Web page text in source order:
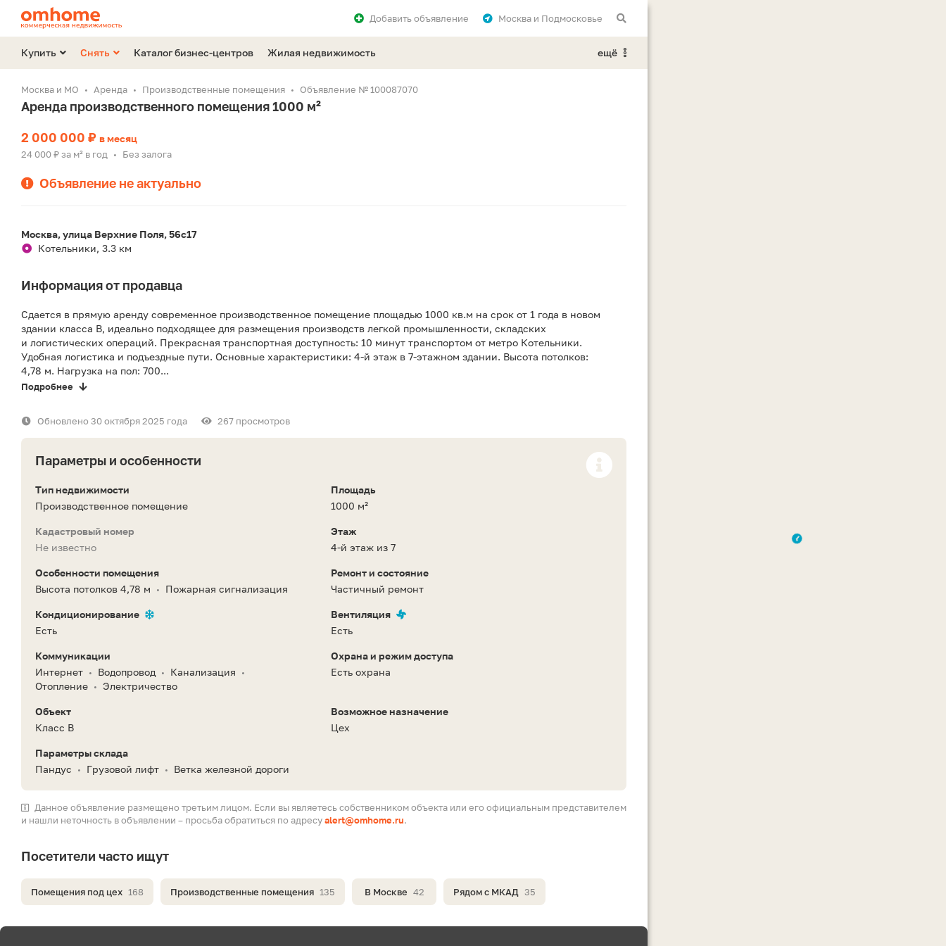
Москва и Подмосковье
Добавитьобъявление
Купить Снять Каталог бизнес-центров Жилая недвижимость ещё
Москва и МО Аренда Производственные помещения Объявление № 100087070
Аренда производственного помещения 1000 м²
2 000 000 ₽ в месяц
24 000 ₽ за м² в год • Без залога
Объявление не актуально
Москва, улица Верхние Поля, 56с17
Котельники, 3.3 км
Информация от продавца
Сдается в прямую аренду современное производственное помещение площадью 1000 кв.м на срок от 1 года в новом
здании класса B, идеально подходящее для размещения производств легкой промышленности, складских
и логистических операций. Прекрасная транспортная доступность: 10 минут транспортом от метро Котельники.
Удобная логистика и подъездные пути. Основные характеристики: 4-й этаж в 7-этажном здании. Высота потолков:
4,78 м. Нагрузка на пол: 700...
Подробнее
Обновлено 30 октября 2025 года 267 просмотров
Параметры и особенности
Тип недвижимости
Производственное помещение
Площадь
1000 м²
Кадастровый номер
Не известно
Этаж
4-й этаж из 7
Особенности помещения
Высота потолков 4,78 м
• Пожарная сигнализация
Ремонт и состояние
Частичный ремонт
Кондиционирование
Есть
Вентиляция
Есть
Коммуникации
Интернет • Водопровод • Канализация •
Отопление • Электричество
Охрана и режим доступа
Есть охрана
Объект
Класс B
Возможное назначение
Цех
Параметры склада
Пандус
• Грузовой лифт • Ветка железной дороги
Данное объявление размещено третьим лицом. Если вы являетесь собственником объекта или его официальным представителем
и нашли неточность в объявлении – просьба обратиться по адресуalert@omhome.ru.
Посетители часто ищут
Помещения под цех 168 Производственные помещения 135 В Москве 42 Рядом с МКАД 35